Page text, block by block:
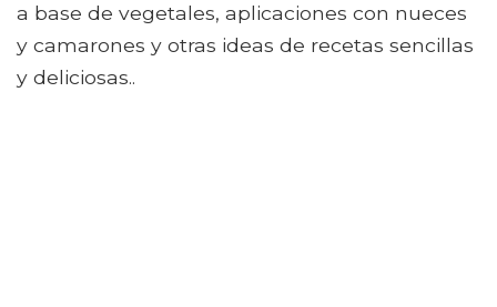
a base de vegetales, aplicaciones con nueces
y camarones y otras ideas de recetas sencillas
y deliciosas..